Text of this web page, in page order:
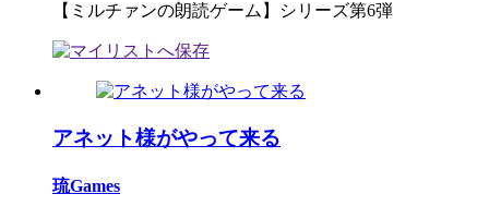
【ミルチァンの朗読ゲーム】シリーズ第6弾
アネット様がやって来る
琉Games